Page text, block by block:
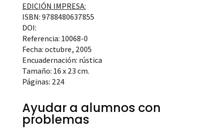
EDICIÓN IMPRESA:
ISBN: 9788480637855
DOI:
Referencia: 10068-0
Fecha: octubre, 2005
Encuadernación: rústica
Tamaño: 16 x 23 cm.
Páginas: 224
Ayudar a alumnos con
problemas